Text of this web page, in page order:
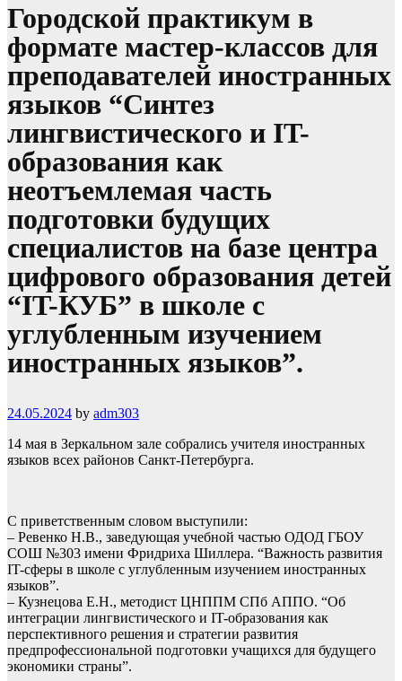
Городской практикум в
формате мастер-классов для
преподавателей иностранных
языков “Синтез
лингвистического и IT-
образования как
неотъемлемая часть
подготовки будущих
специалистов на базе центра
цифрового образования детей
“IT-КУБ” в школе с
углубленным изучением
иностранных языков”.
24.05.2024 by adm303
14 мая в Зеркальном зале собрались учителя иностранных
языков всех районов Санкт-Петербурга.
С приветственным словом выступили:
– Ревенко Н.В., заведующая учебной частью ОДОД ГБОУ
СОШ №303 имени Фридриха Шиллера. “Важность развития
IT-сферы в школе с углубленным изучением иностранных
языков”.
– Кузнецова Е.Н., методист ЦНППМ СПб АППО. “Об
интеграции лингвистического и IT-образования как
перспективного решения и стратегии развития
предпрофессиональной подготовки учащихся для будущего
экономики страны”.